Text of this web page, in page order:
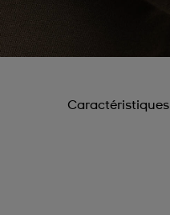
Caractéristiques